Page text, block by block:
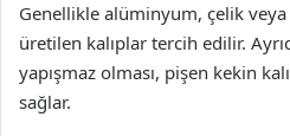
Genellikle alüminyum, çelik
üretilen kalıplar tercih edilir.
yapışmaz olması, pişen kekin
sağlar.